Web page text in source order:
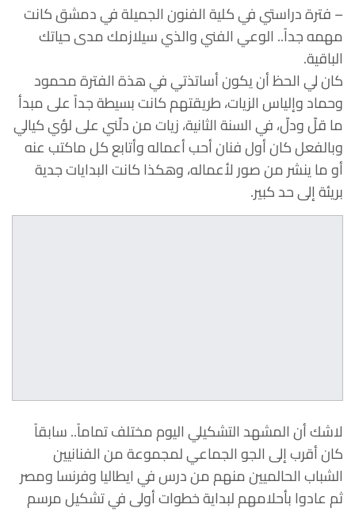
– فترة دراستي في كلية الفنون الجميلة في دمشق كانت
مهمه جداً.. الوعي الفني والذي سيلازمك مدى حياتك
الباقية.
كان لي الحظ أن يكون أساتذتي في هذة الفترة محمود
وحماد وإلياس الزيات، طريقتهم كانت بسيطة جداً على مبدأ
ما قلّ ودلّ، في السنة الثانية، زيات من دلّني على لؤي كيالي
وبالفعل كان أول فنان أحب أعماله وأتابع كل ماكتب عنه
أو ما ينشر من صور لأعماله، وهكذا كانت البدايات جدية
بريئة إلى حد كبير.
لاشك أن المشهد التشكيلي اليوم مختلف تماماً.. سابقاً
كان أقرب إلى الجو الجماعي لمجموعة من الفنانيين
الشباب الحالميين منهم من درس في ايطاليا وفرنسا ومصر
ثم عادوا بأحلامهم لبداية خطوات أولى في تشكيل مرسم